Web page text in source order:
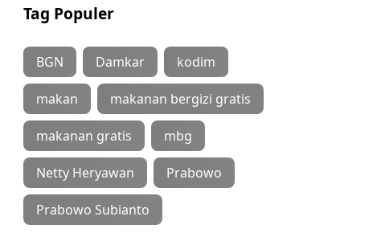
Tag Populer
BGN Damkar kodim
makan makanan bergizi gratis
makanan gratis mbg
Netty Heryawan Prabowo
Prabowo Subianto